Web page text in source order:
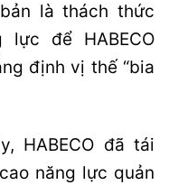
là thách thức
để HABECO
định vị thế “bia
HABECO đã tái
năng lực quản